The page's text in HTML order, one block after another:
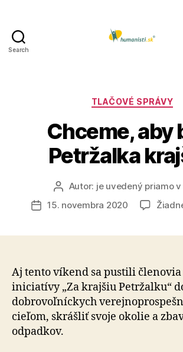
Search
Kategórie
TLAČOVÉ SPRÁVY
Chceme, aby
Petržalka
AutorAutor: je uvedený priamo
Dátum
15. novembra 2020
Aj tento víkend sa pustili
iniciatívy „Za krajšiu Petržalku“
dobrovoľníckych
cieľom, skrášliť svoje okolie a
odpadkov.